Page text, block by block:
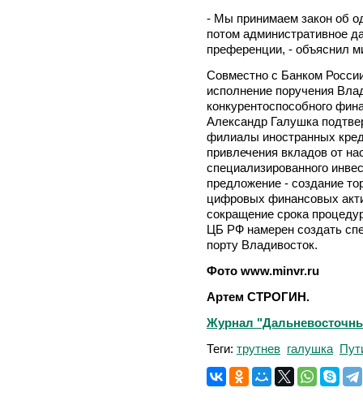
- Мы принимаем закон об
потом административное
преференции, - объяснил
Совместно с Банком
исполнение поручения
конкурентоспособного
Александр Галушка
филиалы иностранных
привлечения вкладов от
специализированного
предложение - создание
цифровых финансовых
сокращение срока
ЦБ РФ намерен создать
порту Владивосток.
Фото www.minvr.ru
Артем СТРОГИН.
Журнал
Теги: трутнев галушка